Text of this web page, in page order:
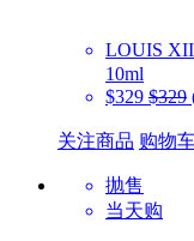
LOUIS
10ml
$329 $329
关注商品 购物
抛售
当天购